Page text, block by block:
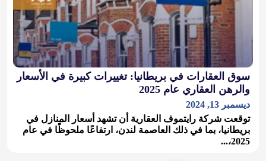
سوق العقارات في بريطانيا: تغييرات كبيرة في الأسعار
والرهن العقاري عام 2025
ديسمبر 13, 2024
توقعت شركة رايتموف العقارية أن تشهد أسعار المنازل في
بريطانيا، بما في ذلك العاصمة لندن، ارتفاعًا ملحوظًا في عام
2025،...